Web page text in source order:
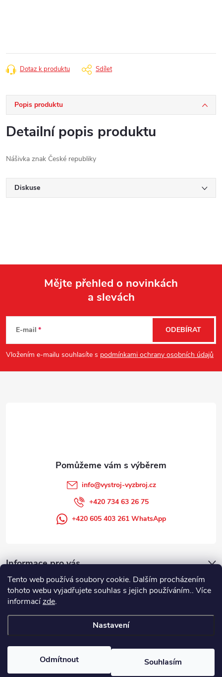
Tento web používá soubory cookie. Dalším procházením
tohoto webu vyjadřujete souhlas s jejich používáním.. Více
informacízde.
Nastavení
Odmítnout Souhlasím
Dotaz k produktu Sdílet
Popis produktu
Detailní popis produktu
Nášivka znak České republiky
Diskuse
p
a
Mějte přehled o novinkách
a slevách
E-mail
Vložením e-mailu souhlasíte s podmínkami ochrany osobních údajů
ODEBÍRAT
Informace pro vás
info@vystroj-vyzbroj.cz
+420 734 63 26 75
+420 605 403 261 WhatsApp
Copyright 2026
. Všechna práva vyhrazena.